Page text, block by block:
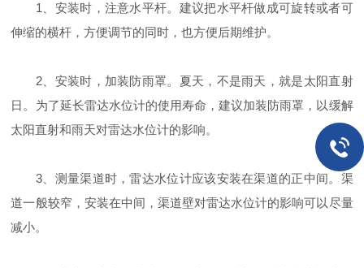
1、安装时，注意水平杆。建议把水平杆做成可旋转或者可
伸缩的横杆，方便调节的同时，也方便后期维护。
2、安装时，加装防雨罩。夏天，不是雨天，就是太阳直射
日。为了延长雷达水位计的使用寿命，建议加装防雨罩，以缓解
太阳直射和雨天对雷达水位计的影响。
3、测量渠道时，雷达水位计应该安装在渠道的正中间。渠
道一般较窄，安装在中间，渠道壁对雷达水位计的影响可以尽量
减小。